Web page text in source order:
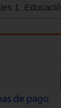
1.